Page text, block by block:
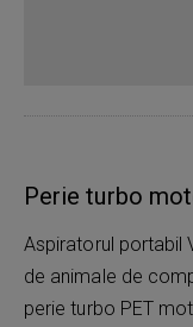
Perie turbo
Aspiratorul portabil
de animale de
perie turbo PET